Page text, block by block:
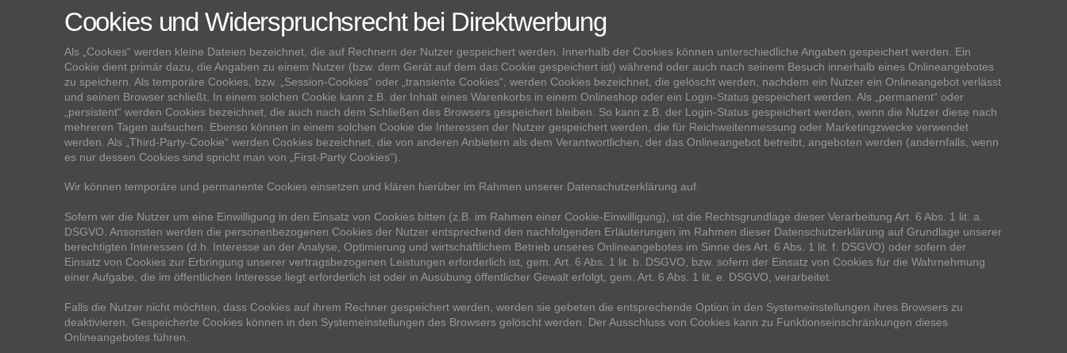
Cookies und Widerspruchsrecht bei Direktwerbung
Als „Cookies“ werden kleine Dateien bezeichnet, die auf Rechnern der Nutzer gespeichert werden. Innerhalb der Cookies können unterschiedliche Angaben gespeichert werden. Ein
Cookie dient primär dazu, die Angaben zu einem Nutzer (bzw. dem Gerät auf dem das Cookie gespeichert ist) während oder auch nach seinem Besuch innerhalb eines Onlineangebotes
zu speichern. Als temporäre Cookies, bzw. „Session-Cookies“ oder „transiente Cookies“, werden Cookies bezeichnet, die gelöscht werden, nachdem ein Nutzer ein Onlineangebot verlässt
und seinen Browser schließt. In einem solchen Cookie kann z.B. der Inhalt eines Warenkorbs in einem Onlineshop oder ein Login-Status gespeichert werden. Als „permanent“ oder
„persistent“ werden Cookies bezeichnet, die auch nach dem Schließen des Browsers gespeichert bleiben. So kann z.B. der Login-Status gespeichert werden, wenn die Nutzer diese nach
mehreren Tagen aufsuchen. Ebenso können in einem solchen Cookie die Interessen der Nutzer gespeichert werden, die für Reichweitenmessung oder Marketingzwecke verwendet
werden. Als „Third-Party-Cookie“ werden Cookies bezeichnet, die von anderen Anbietern als dem Verantwortlichen, der das Onlineangebot betreibt, angeboten werden (andernfalls, wenn
es nur dessen Cookies sind spricht man von „First-Party Cookies“).
Wir können temporäre und permanente Cookies einsetzen und klären hierüber im Rahmen unserer Datenschutzerklärung auf.
Sofern wir die Nutzer um eine Einwilligung in den Einsatz von Cookies bitten (z.B. im Rahmen einer Cookie-Einwilligung), ist die Rechtsgrundlage dieser Verarbeitung Art. 6 Abs. 1 lit. a.
DSGVO. Ansonsten werden die personenbezogenen Cookies der Nutzer entsprechend den nachfolgenden Erläuterungen im Rahmen dieser Datenschutzerklärung auf Grundlage unserer
berechtigten Interessen (d.h. Interesse an der Analyse, Optimierung und wirtschaftlichem Betrieb unseres Onlineangebotes im Sinne des Art. 6 Abs. 1 lit. f. DSGVO) oder sofern der
Einsatz von Cookies zur Erbringung unserer vertragsbezogenen Leistungen erforderlich ist, gem. Art. 6 Abs. 1 lit. b. DSGVO, bzw. sofern der Einsatz von Cookies für die Wahrnehmung
einer Aufgabe, die im öffentlichen Interesse liegt erforderlich ist oder in Ausübung öffentlicher Gewalt erfolgt, gem. Art. 6 Abs. 1 lit. e. DSGVO, verarbeitet.
Falls die Nutzer nicht möchten, dass Cookies auf ihrem Rechner gespeichert werden, werden sie gebeten die entsprechende Option in den Systemeinstellungen ihres Browsers zu
deaktivieren. Gespeicherte Cookies können in den Systemeinstellungen des Browsers gelöscht werden. Der Ausschluss von Cookies kann zu Funktionseinschränkungen dieses
Onlineangebotes führen.